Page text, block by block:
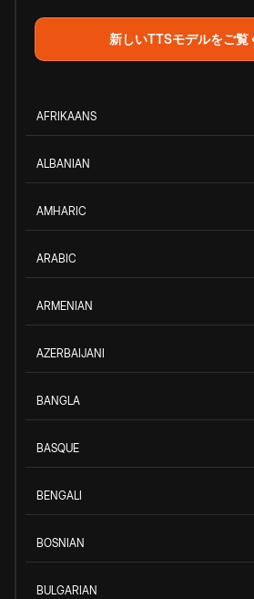
新しいTTSモデルをご覧
AFRIKAANS
ALBANIAN
AMHARIC
ARABIC
ARMENIAN
AZERBAIJANI
BANGLA
BASQUE
BENGALI
BOSNIAN
BULGARIAN